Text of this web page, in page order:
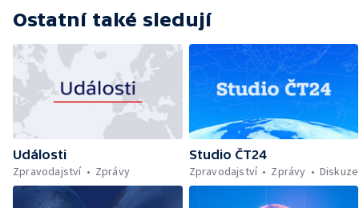
Ostatní také sledují
Události
Zpravodajství
Zprávy
Studio ČT24
Zpravodajství
Zprávy Diskuze